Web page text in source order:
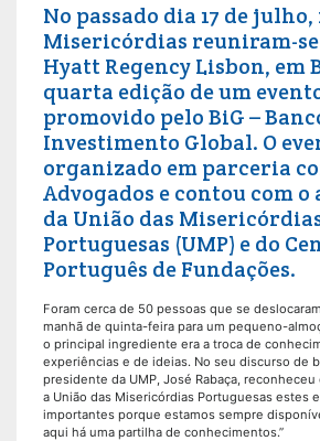
No passado dia 17 de
Misericórdias reuniram-
Hyatt Regency Lisbon, em
quarta edição de um
promovido pelo BiG –
Investimento Global. O
organizado em parceria
Advogados e contou com
da União das
Portuguesas (UMP) e do
Português de Fundações.
Foram cerca de 50 pessoas que se deslocaram
manhã de quinta-feira para um pequeno-
o principal ingrediente era a troca de
experiências e de ideias. No seu discurso de
presidente da UMP, José Rabaça,
a União das Misericórdias Portuguesas estes
importantes porque estamos sempre
aqui há uma partilha de conhecimentos.”